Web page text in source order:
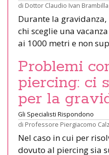
di Dottor Claudio Ivan Brambilla
Durante la
chi sceglie una
ai 1000 metri e non
Problemi
piercing: ci
per la
Gli Specialisti Rispondono
di Professore Piergiacomo
Nel caso in cui per
dovuto al piercing sia